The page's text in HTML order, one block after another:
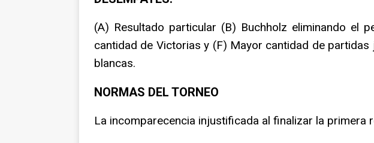
(A) Resultado particular (B) Buchholz eliminando el
cantidad de Victorias y (F) Mayor cantidad de
blancas.
NORMAS DEL TORNEO
La incomparecencia injustificada al finalizar la primera